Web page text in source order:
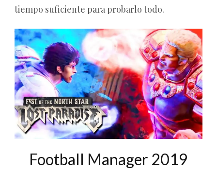
tiempo suficiente para probarlo todo.
Football Manager 2019